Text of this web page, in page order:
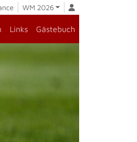
WM 2026
Links Gästebuch